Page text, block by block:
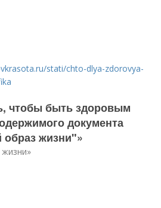
stati/chto-dlya-zdorovya-
чтобы быть здоровым
документа
жизни"»